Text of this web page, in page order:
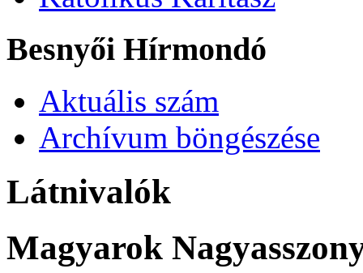
Besnyői Hírmondó
Aktuális szám
Archívum böngészése
Látnivalók
Magyarok